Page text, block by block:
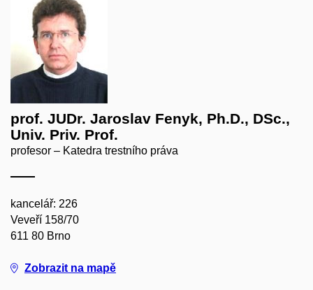
prof. JUDr. Jaroslav Fenyk, Ph.D., DSc.,
Univ. Priv. Prof.
profesor – Katedra trestního práva
kancelář: 226
Veveří 158/70
611 80 Brno
Zobrazit na mapě